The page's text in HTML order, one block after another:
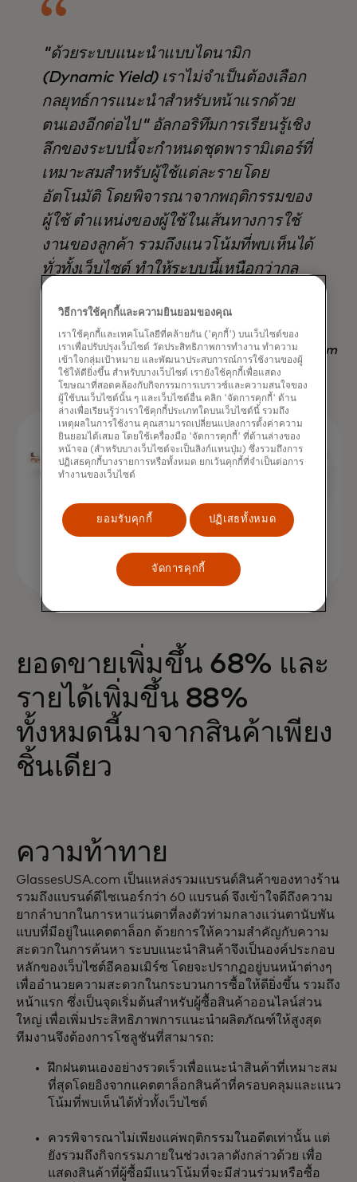
"ด้วยระบบแนะนำแบบไดนามิก
(Dynamic Yield) เราไม่จำเป็นต้องเลือก
กลยุทธ์การแนะนำสำหรับหน้าแรกด้วย
ตนเองอีกต่อไป" อัลกอริทึมการเรียนรู้เชิง
ลึกของระบบนี้จะกำหนดชุดพารามิเตอร์ที่
เหมาะสมสำหรับผู้ใช้แต่ละรายโดย
อัตโนมัติ โดยพิจารณาจากพฤติกรรมของ
ผู้ใช้ ตำแหน่งของผู้ใช้ในเส้นทางการใช้
งานของลูกค้า รวมถึงแนวโน้มที่พบเห็นได้
ทั่วทั้งเว็บไซต์ ทำให้ระบบนี้เหนือกว่ากล
ผลลัพธ์ แต่ยังช่วยประหยัดเวลาอีกด้วย
Nadav Yekutiel, Head of Data, GlassesUSA.com
ยอดขายเพิ่มขึ้น 68% และ
รายได้เพิ่มขึ้น 88%
ทั้งหมดนี้มาจากสินค้าเพียง
ชิ้นเดียว
ความท้าทาย
GlassesUSA.com เป็นแหล่งรวมแบรนด์สินค้าของทางร้าน
รวมถึงแบรนด์ดีไซเนอร์กว่า 60 แบรนด์ จึงเข้าใจดีถึงความ
ยากลำบากในการหาแว่นตาที่ลงตัวท่ามกลางแว่นตานับพัน
แบบที่มีอยู่ในแคตตาล็อก ด้วยการให้ความสำคัญกับความ
สะดวกในการค้นหา ระบบแนะนำสินค้าจึงเป็นองค์ประกอบ
หลักของเว็บไซต์อีคอมเมิร์ซ โดยจะปรากฏอยู่บนหน้าต่างๆ
เพื่ออำนวยความสะดวกในกระบวนการซื้อให้ดียิ่งขึ้น รวมถึง
หน้าแรก ซึ่งเป็นจุดเริ่มต้นสำหรับผู้ซื้อสินค้าออนไลน์ส่วน
ใหญ่ เพื่อเพิ่มประสิทธิภาพการแนะนำผลิตภัณฑ์ให้สูงสุด
ทีมงานจึงต้องการโซลูชันที่สามารถ:
ฝึกฝนตนเองอย่างรวดเร็วเพื่อแนะนำสินค้าที่เหมาะสม
ที่สุดโดยอิงจากแคตตาล็อกสินค้าที่ครอบคลุมและแนว
โน้มที่พบเห็นได้ทั่วทั้งเว็บไซต์
ควรพิจารณาไม่เพียงแค่พฤติกรรมในอดีตเท่านั้น แต่
ยังรวมถึงกิจกรรมภายในช่วงเวลาดังกล่าวด้วย เพื่อ
แสดงสินค้าที่ผู้ซื้อมีแนวโน้มที่จะมีส่วนร่วมหรือซื้อ
วิธีการใช้คุกกี้และความยินยอมของคุณ
เราใช้คุกกี้และเทคโนโลยีที่คล้ายกัน ('คุกกี้') บนเว็บไซต์ของ
เราเพื่อปรับปรุงเว็บไซต์ วัดประสิทธิภาพการทำงาน ทำความ
เข้าใจกลุ่มเป้าหมาย และพัฒนาประสบการณ์การใช้งานของผู้
ใช้ให้ดียิ่งขึ้น สำหรับบางเว็บไซต์ เรายังใช้คุกกี้เพื่อแสดง
โฆษณาที่สอดคล้องกับกิจกรรมการเบราวซ์และความสนใจของ
ผู้ใช้บนเว็บไซต์นั้น ๆ และเว็บไซต์อื่น คลิก 'จัดการคุกกี้' ด้าน
ล่างเพื่อเรียนรู้ว่าเราใช้คุกกี้ประเภทใดบนเว็บไซต์นี้ รวมถึง
เหตุผลในการใช้งาน คุณสามารถเปลี่ยนแปลงการตั้งค่าความ
ยินยอมได้เสมอ โดยใช้เครื่องมือ 'จัดการคุกกี้' ที่ด้านล่างของ
หน้าจอ (สำหรับบางเว็บไซต์จะเป็นลิงก์แทนปุ่ม) ซึ่งรวมถึงการ
ปฏิเสธคุกกี้บางรายการหรือทั้งหมด ยกเว้นคุกกี้ที่จำเป็นต่อการ
ทำงานของเว็บไซต์
ยอมรับคุกกี้ ปฏิเสธทั้งหมด
จัดการคุกกี้